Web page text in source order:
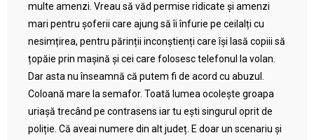
multe amenzi. Vreau să văd permise ridicate și amenzi
mari pentru șoferii care ajung să îi înfurie pe ceilalți cu
nesimțirea, pentru părinții inconștienți care își lasă copiii să
țopăie prin mașină și cei care folosesc telefonul la volan.
Dar asta nu înseamnă că putem fi de acord cu abuzul.
Coloană mare la semafor. Toată lumea ocolește groapa
uriașă trecând pe contrasens iar tu ești singurul oprit de
poliție. Că aveai numere din alt județ. E doar un scenariu și